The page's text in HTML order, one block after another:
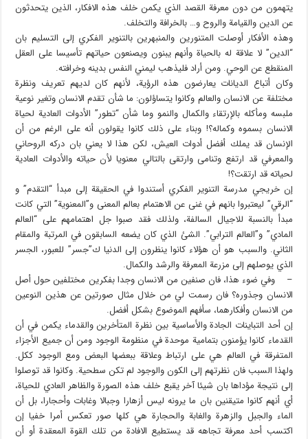
يتهمون من دون معرفة القصد الذي يكمن خلف هذه الافكار، الذين يتحدثون
عن الدين والقيامة والروح و… بالخرافة والتخلف.
وهذه الأفكار أوصلت المتنورين والمنبهرين بالتنوير الفكري إلى التسليم بان
“الدين” لا علاقة له بالحياة وأنهم يبنون ويصنعون حياتهم تأسيسا على العقل
المنقطع عن الوحي. ومن أراد فليذهب ليمني النفس بدينه وخرافته.
وكان أتباع الديانات يعارضون هذه الرؤية، لأنهم كان لديهم تعريف ونظرة
مختلفة عن الانسان والعالم وكانوا يتساؤلون: ما شأن تقدم الانسان وتغير نوعية
ملبسه ومأكله بالإرتقاء والكمال والنمو وما شأن “تطور” الأدوات العادية لحياة
الانسان بسموه وكماله؟! وبناء على ذلك كانوا يقولون أنه على الرغم من أن
الإنسان قد يملك أفضل أدوات العيش، لكن هذا لا يعني بان دركه الروحاني
والمعرفي قد ارتفع وتنامى وارتقى بالتالي معنويا لأن حياته والأدوات العادية
لحياته قد ارتقت؟!
إن خريجي مدرسة التنوير الفكري أستندوا في الحقيقة إلى مبدأ “التقدم” و
“الرقي” ليعتبروا بانهم في غنى عن الاهتمام بعالم المعنى و”المعنوية” التي كانت
مبدأ بالنسبة للاجيال السالفة، ولذلك فقد صبوا جل اهتمامهم على “العالم
المادي” و”العالم الترابي”. الشئ الذي كان يضعه السابقون في المرتبة والمقام
الثاني. والسبب هو أن هؤلاء كانوا ينظرون إلى الدنيا ك”جسر” للعبور، الجسر
الذي يوصلهم إلى مزرعة المعرفة والرشد والكمال.
– وفي ضوء هذا، فان صنفين من الانسان وجدا بفكرين مختلفين حول أصل
الانسان وجذوره؟ فان رسمت لي من خلال مثال صورتين عن هذين النوعين
من الانسان وأفكارهما، سأفهم الموضوع بشكل أفضل.
إن أحد التباينات الجادة والأساسية بين نظرة المتأخرين والقدماء يكمن في أن
القدماء كانوا يؤمنون بتمامية موحدة في منظومة الوجود ومن أن جميع الأجزاء
المتفرقة في العالم هي على ارتباط وعلاقة ببعضها البعض ومع الوجود ككل.
ولهذا السبب فان نظرتهم إلى الكون والوجود لم تكن سطحية. وكانوا قد توصلوا
إلى نتيجة مؤداها بان شيئا آخر يقبع خلف هذه الصورة والظاهر العادي للحياة،
أي أنهم كانوا متيقنين بان ما يرونه ليس أزهارا وجبالا وغابات وأحجارا، بل أن
الماء والجبل والزهرة والغابة والحجارة هي كلها صور تعكس أمرا خفيا إن
اكتسب أحد معرفة تجاهه قد يستطيع الافادة من تلك القوة المعقدة أو أن